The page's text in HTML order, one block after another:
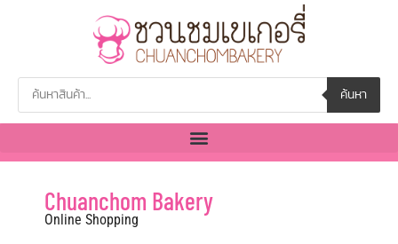
ค้นหา
Chuanchom Bakery
Online Shopping